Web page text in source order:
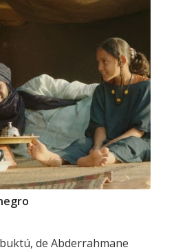
de Abderrahmane